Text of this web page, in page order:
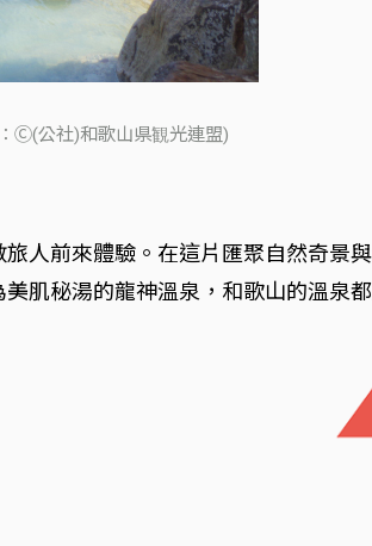
Ⓒ(公社)和歌山県観光連盟)
人前來體驗。在這片匯聚自然奇景
肌秘湯的龍神溫泉，和歌山的溫泉